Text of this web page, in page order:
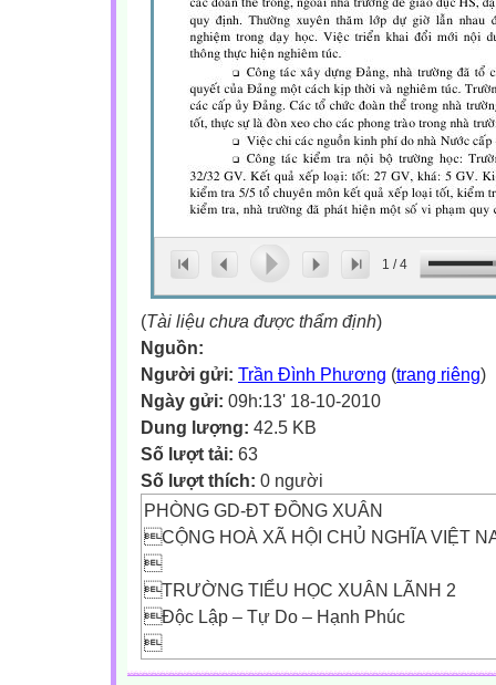
1 /4
(Tài liệu chưa được thẩm định)
Nguồn:
Người gửi: Trần Đình Phương (trang riêng)
Ngày gửi: 09h:13' 18-10-2010
Dung lượng: 42.5 KB
Số lượt tải: 63
Số lượt thích: 0 người
PHÒNG GD-ĐT ĐỒNG XUÂN
CỘNG HOÀ XÃ HỘI CHỦ NGHĨA VIỆT

TRƯỜNG TIỂU HỌC XUÂN LÃNH 2
Độc Lập – Tự Do – Hạnh Phúc

